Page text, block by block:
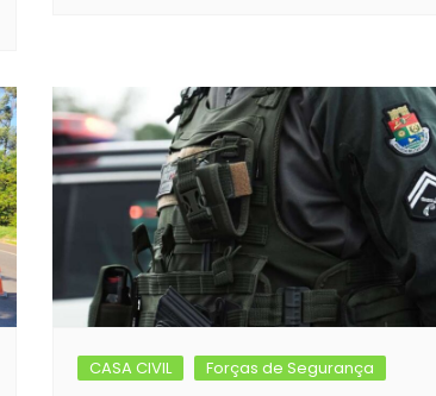
CASA CIVIL Forças de Segurança